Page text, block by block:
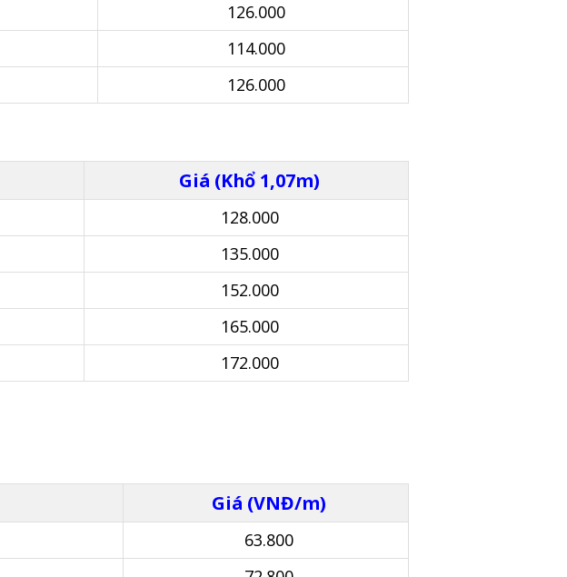
126.000
114.000
126.000
Giá (Khổ 1,07m)
128.000
135.000
152.000
165.000
172.000
Giá (VNĐ/m)
63.800